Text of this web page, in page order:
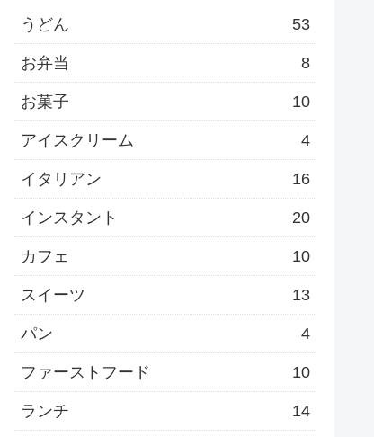
うどん 53
お弁当 8
お菓子 10
アイスクリーム 4
イタリアン 16
インスタント 20
カフェ 10
スイーツ 13
パン 4
ファーストフード 10
ランチ 14